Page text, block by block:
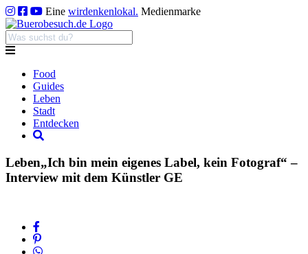
Eine wirdenkenlokal. Medienmarke
Food
Guides
Leben
Stadt
Entdecken
Leben„Ich bin mein eigenes Label, kein Fotograf“ –
Interview mit dem Künstler GE